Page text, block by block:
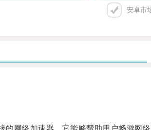
安卓市
网络加速器，它能够帮助用户畅游网络